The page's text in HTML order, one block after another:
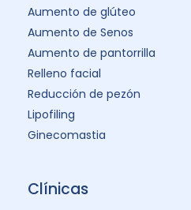
Aumento de glúteo
Aumento de Senos
Aumento de pantorrilla
Relleno facial
Reducción de pezón
Lipofiling
Ginecomastia
Clínicas